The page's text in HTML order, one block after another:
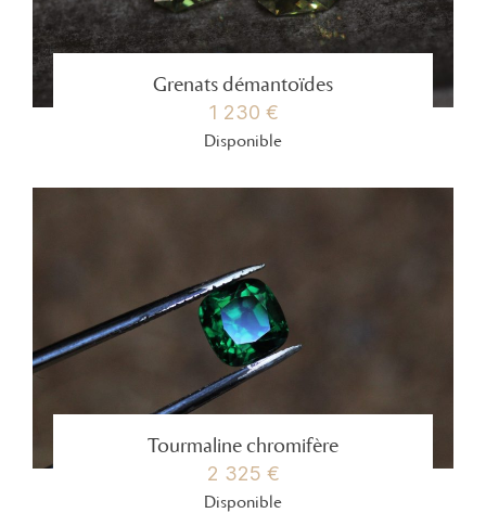
Grenats démantoïdes
1 230 €
Disponible
Tourmaline chromifère
2 325 €
Disponible